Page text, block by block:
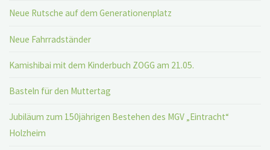
Neue Rutsche auf dem Generationenplatz
Neue Fahrradständer
Kamishibai mit dem Kinderbuch ZOGG am 21.05.
Basteln für den Muttertag
Jubiläum zum 150jährigen Bestehen des MGV „Eintracht“
Holzheim